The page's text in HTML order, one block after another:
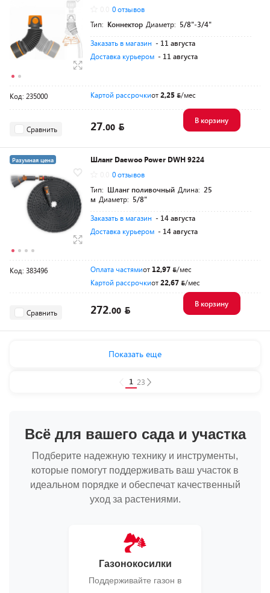
0 отзывов
Тип: Коннектор Диаметр: 5/8"-3/4"
Заказать в магазин - 11 августа
Доставка курьером - 11 августа
Код: 235000 Картой рассрочкиот2,25 /мес
Сравнить 27.00
В корзину
Разумная цена
Шланг Daewoo Power DWH 9224
0 отзывов
Тип: Шланг поливочный Длина: 25
м Диаметр: 5/8"
Заказать в магазин - 14 августа
Доставка курьером - 14 августа
Код: 383496 Оплата частямиот 12,97
/мес
Картой рассрочкиот22,67 /мес
Сравнить 272.00
В корзину
Показать еще
1 23
Всё для вашего сада и участка
Подберите надежную технику и инструменты,
которые помогут поддерживать ваш участок в
идеальном порядке и обеспечат качественный
уход за растениями.
🏞️
Газонокосилки
Поддерживайте газон в